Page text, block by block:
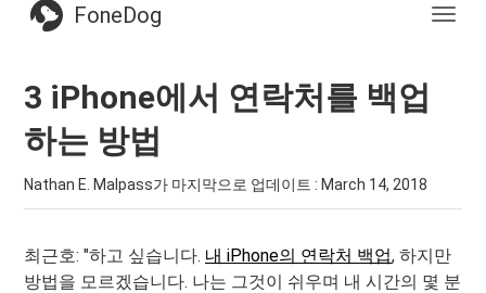
전
FoneDog
3 iPhone에서 연락처를 백업
하는 방법
Nathan E. Malpass가 마지막으로 업데이트 : March 14, 2018
최근호: "하고 싶습니다. 내 iPhone의 연락처 백업, 하지만
방법을 모르겠습니다. 나는 그것이 쉬우며 내 시간의 몇 분